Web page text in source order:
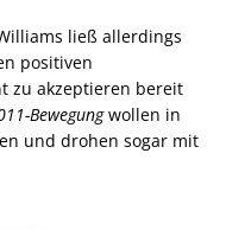
ließ allerdings
positiven
zu akzeptieren bereit
Bewegungwollen in
und drohen sogar mit